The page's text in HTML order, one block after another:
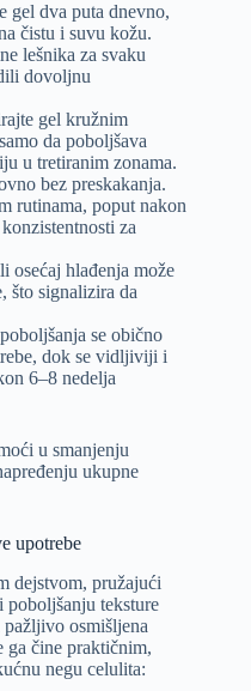
gel dva puta dnevno,
čistu i suvu kožu.
lešnika za svaku
dovoljnu
gel kružnim
da poboljšava
u tretiranim zonama.
bez preskakanja.
rutinama, poput nakon
za
osećaj hlađenja može
što signalizira da
se obično
dok se vidljiviji i
6–8 nedelja
u smanjenju
ukupne
upotrebe
dejstvom, pružajući
teksture
osmišljena
ga čine praktičnim,
negu celulita: